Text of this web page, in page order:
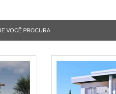
VOCÊ PROCURA